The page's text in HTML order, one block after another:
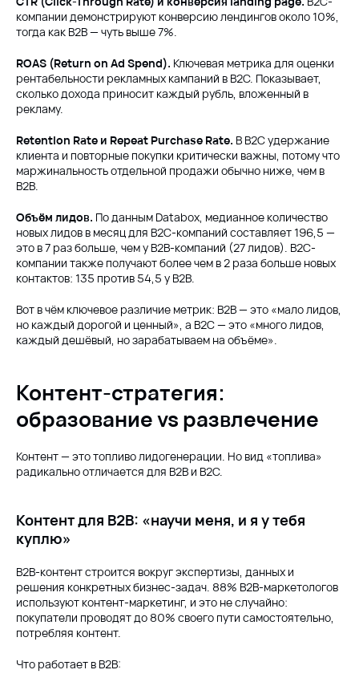
компании демонстрируют конверсию лендингов около 10%,
тогда как B2B — чуть выше 7%.
ROAS (Return on Ad Spend). Ключевая метрика для оценки
рентабельности рекламных кампаний в B2C. Показывает,
сколько дохода приносит каждый рубль, вложенный в
рекламу.
Retention Rate и Repeat Purchase Rate. В B2C удержание
клиента и повторные покупки критически важны, потому что
маржинальность отдельной продажи обычно ниже, чем в
B2B.
Объём лидов. По данным Databox, медианное количество
новых лидов в месяц для B2C-компаний составляет 196,5 —
это в 7 раз больше, чем у B2B-компаний (27 лидов). B2C-
компании также получают более чем в 2 раза больше новых
контактов: 135 против 54,5 у B2B.
Вот в чём ключевое различие метрик: B2B — это «мало лидов,
но каждый дорогой и ценный», а B2C — это «много лидов,
каждый дешёвый, но зарабатываем на объёме».
Контент-стратегия:
образование vs развлечение
Контент — это топливо лидогенерации. Но вид «топлива»
радикально отличается для B2B и B2C.
Контент для B2B: «научи меня, и я у тебя
куплю»
B2B-контент строится вокруг экспертизы, данных и
решения конкретных бизнес-задач. 88% B2B-маркетологов
используют контент-маркетинг, и это не случайно:
покупатели проводят до 80% своего пути самостоятельно,
потребляя контент.
Что работает в B2B: